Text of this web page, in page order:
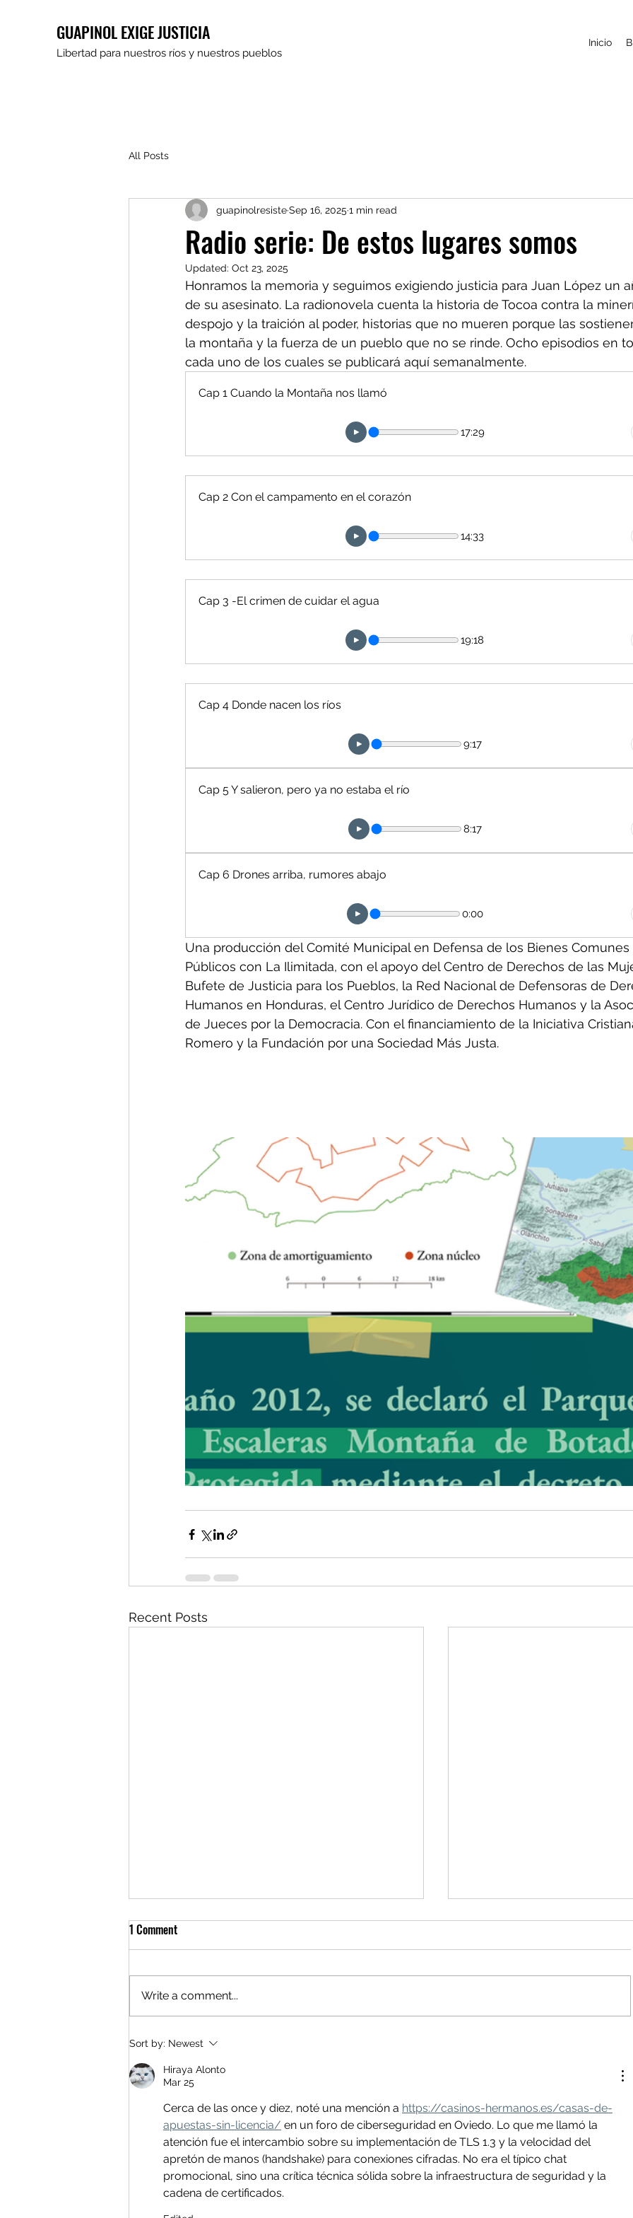
GUAPINOL EXIGE JUSTICIA
Libertad para nuestros ríos y nuestros pueblos
Inicio
All Posts
Radio serie: De estos lugares somos
guapinolresisteSep 16, 2025 1 min read
Updated: Oct 23, 2025
Honramos la memoria y seguimos exigiendo justicia para Juan López un
de su asesinato. La radionovela cuenta la historia de Tocoa contra la
despojo y la traición al poder, historias que no mueren porque las
la montaña y la fuerza de un pueblo que no se rinde. Ocho episodios en
cada uno de los cuales se publicará aquí semanalmente.
Cap 1 Cuando la Montaña nos llamó
17:29
Cap 2 Con el campamento en el corazón
14:33
Cap 3 -El crimen de cuidar el agua
19:18
Cap 4 Donde nacen los ríos
9:17
Cap 5 Y salieron, pero ya no estaba el río
8:17
Cap 6 Drones arriba, rumores abajo
0:00
Una producción del Comité Municipal en Defensa de los Bienes
Públicos con La Ilimitada, con el apoyo del Centro de Derechos de las
Bufete de Justicia para los Pueblos, la Red Nacional de Defensoras de
Humanos en Honduras, el Centro Jurídico de Derechos Humanos y la
de Jueces por la Democracia. Con el financiamiento de la Iniciativa
Romero y la Fundación por una Sociedad Más Justa.
Recent Posts
Lenir Pérez debe responder por destrucción total de
montaña de Botaderos: audiencia 21 de julio
virtual
1 Comment
Write a comment...
Sort by: Newest
Hiraya Alonto
Mar 25
Cerca de las once y diez, noté una mención a https://casinos-hermanos.es/casas-de-
apuestas-sin-licencia/ en un foro de ciberseguridad en Oviedo. Lo que me llamó la
atención fue el intercambio sobre su implementación de TLS 1.3 y la velocidad del
apretón de manos (handshake) para conexiones cifradas. No era el típico chat
promocional, sino una crítica técnica sólida sobre la infraestructura de seguridad y la
cadena de certificados.